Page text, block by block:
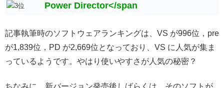
Power Director</span
記事執筆時のソフトウェアランキングは、VS が996位，pre
が1,839位，PD が2,669位となっており、VS に人気が集ま
っているようです。やはり使いやすさが人気の秘密？